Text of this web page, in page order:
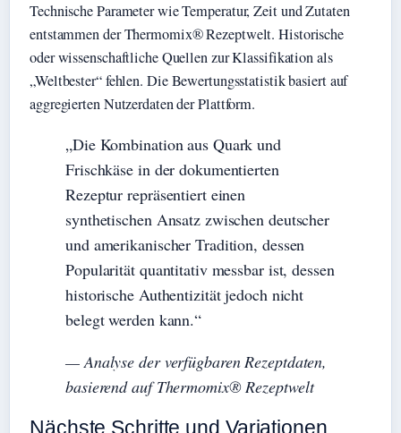
Technische Parameter wie Temperatur, Zeit und Zutaten
entstammen der Thermomix® Rezeptwelt. Historische
oder wissenschaftliche Quellen zur Klassifikation als
„Weltbester“ fehlen. Die Bewertungsstatistik basiert auf
aggregierten Nutzerdaten der Plattform.
„Die Kombination aus Quark und
Frischkäse in der dokumentierten
Rezeptur repräsentiert einen
synthetischen Ansatz zwischen deutscher
und amerikanischer Tradition, dessen
Popularität quantitativ messbar ist, dessen
historische Authentizität jedoch nicht
belegt werden kann.“
— Analyse der verfügbaren Rezeptdaten,
basierend auf Thermomix® Rezeptwelt
Nächste Schritte und Variationen